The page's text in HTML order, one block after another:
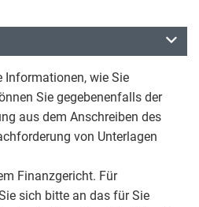
Informationen, wie Sie
Sie gegebenenfalls der
aus dem Anschreiben des
von Unterlagen
Finanzgericht. Für
sich bitte an das für Sie